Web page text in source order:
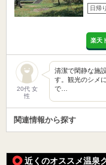
日帰り
楽天
20代 女
性
清潔で閑静な施
す。観光のシメ
で…
関連情報から探す
近くのオススメ温泉